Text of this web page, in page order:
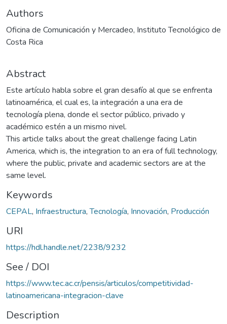
Authors
Oficina de Comunicación y Mercadeo, Instituto Tecnológico de
Costa Rica
Abstract
Este artículo habla sobre el gran desafío al que se enfrenta
latinoamérica, el cual es, la integración a una era de
tecnología plena, donde el sector público, privado y
académico estén a un mismo nivel.
This article talks about the great challenge facing Latin
America, which is, the integration to an era of full technology,
where the public, private and academic sectors are at the
same level.
Keywords
CEPAL, Infraestructura,Tecnología, Innovación, Producción
URI
https://hdl.handle.net/2238/9232
See / DOI
https://www.tec.ac.cr/pensis/articulos/competitividad-
latinoamericana-integracion-clave
Description